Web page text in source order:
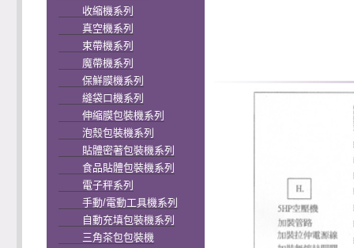
收縮機系列
真空機系列
束帶機系列
魔帶機系列
保鮮膜機系列
縫袋口機系列
伸縮膜包裝機系列
泡殼包裝機系列
貼體密著包裝機系列
食品貼體包裝機系列
電子秤系列
手動/電動工具機系列
自動充填包裝機系列
三角茶包包裝機